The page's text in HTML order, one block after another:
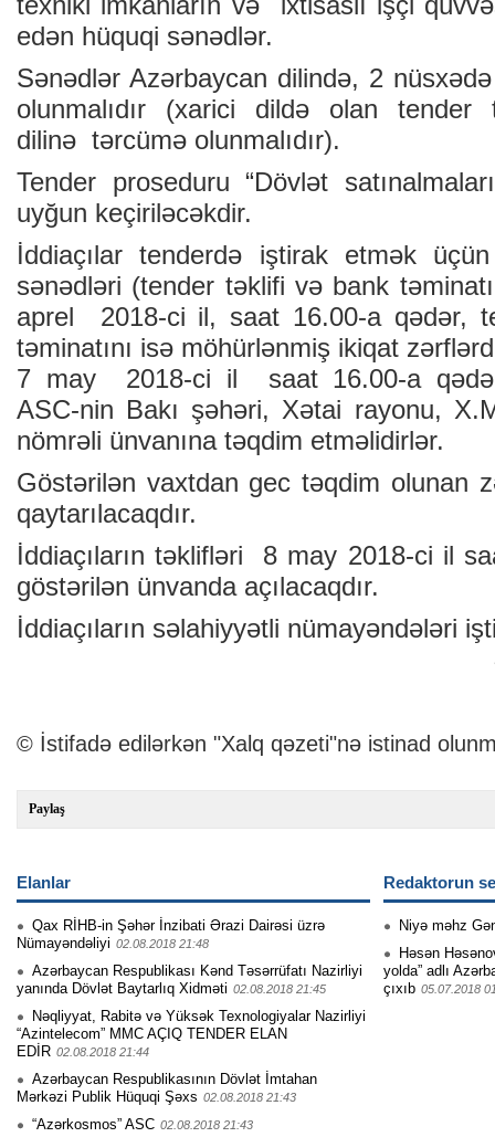
edən hüquqi sənədlər.
Sənədlər Azərbaycan dilində, 2
olunmalıdır (xarici dildə olan tender
dilinə tərcümə olunmalıdır).
Tender proseduru “Dövlət
uyğun keçiriləcəkdir.
İddiaçılar tenderdə iştirak etmək
sənədləri (tender təklifi və bank
aprel 2018-ci il, saat 16.00-a qədər,
təminatını isə möhürlənmiş ikiqat
7 may 2018-ci il saat 16.00-a qədər
ASC-nin Bakı şəhəri, Xətai rayonu,
nömrəli ünvanına təqdim etməlidirlər.
Göstərilən vaxtdan gec təqdim olunan
qaytarılacaqdır.
İddiaçıların təklifləri 8 may 2018-ci il
göstərilən ünvanda açılacaqdır.
İddiaçıların səlahiyyətli nümayəndələri
© İstifadə edilərkən "Xalq qəzeti"nə istinad
Paylaş
Elanlar
Qax RİHB-in Şəhər İnzibati Ərazi Dairəsi üzrə
Nümayəndəliyi 02.08.2018 21:48
Azərbaycan Respublikası Kənd Təsərrüfatı Nazirliyi
yanında Dövlət Baytarlıq Xidməti 02.08.2018 21:45
Nəqliyyat, Rabitə və Yüksək Texnologiyalar Nazirliyi
“Azintelecom” MMC AÇIQ TENDER ELAN
EDİR 02.08.2018 21:44
Azərbaycan Respublikasının Dövlət İmtahan
Mərkəzi Publik Hüquqi Şəxs 02.08.2018 21:43
“Azərkosmos” ASC 02.08.2018 21:43
Redaktorun
Niyə məhz
Həsən
yolda” adlı
çıxıb 05.07.2018